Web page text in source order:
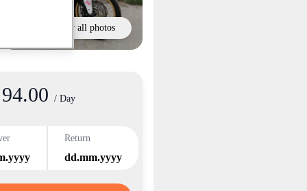
Show all photos
/ Day
Return
dd.mm.yyyy